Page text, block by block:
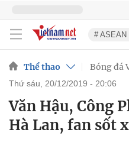
# ASEAN
Thể thao Bóng đá
thứ sáu, 20/12/2019 - 20:06
Văn Hậu, Công
Hà Lan, fan sốt